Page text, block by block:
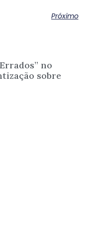
Próximo
no
sobre